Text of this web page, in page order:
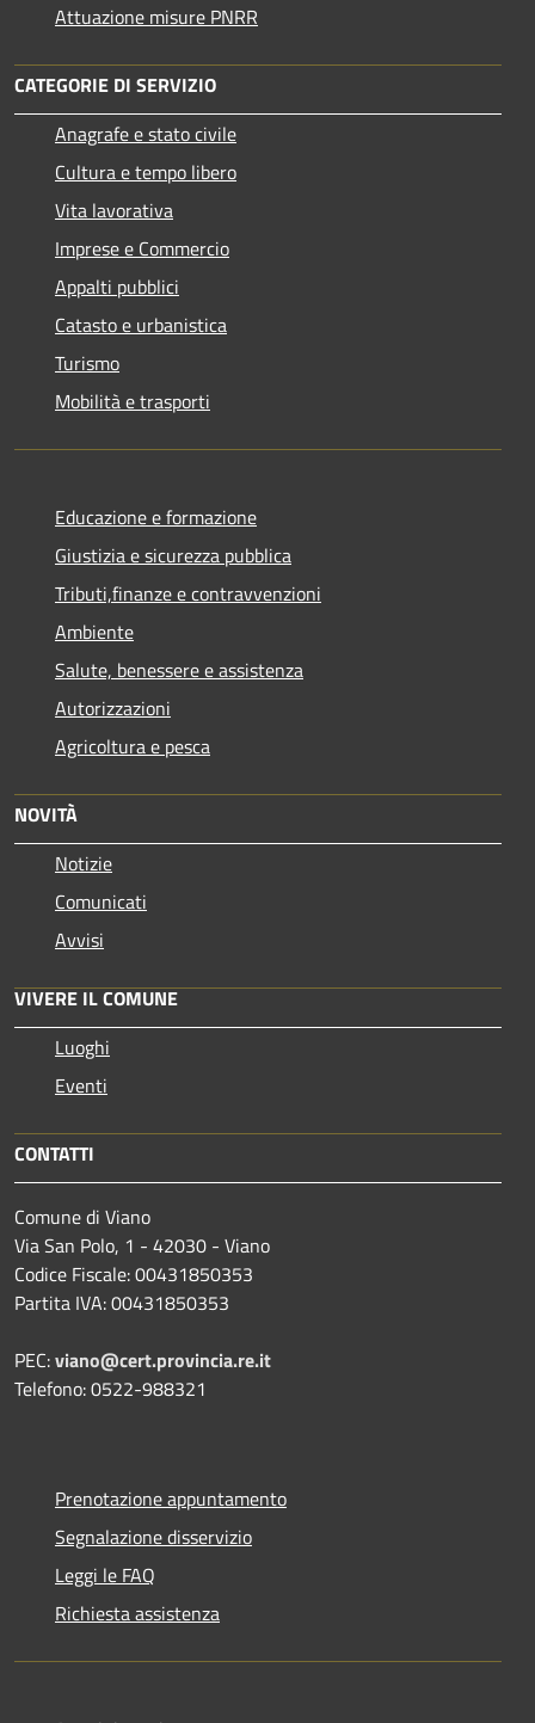
Attuazione misure PNRR
CATEGORIE DI SERVIZIO
Anagrafe e stato civile
Cultura e tempo libero
Vita lavorativa
Imprese e Commercio
Appalti pubblici
Catasto e urbanistica
Turismo
Mobilità e trasporti
Educazione e formazione
Giustizia e sicurezza pubblica
Tributi,finanze e contravvenzioni
Ambiente
Salute, benessere e assistenza
Autorizzazioni
Agricoltura e pesca
NOVITÀ
Notizie
Comunicati
Avvisi
VIVERE IL COMUNE
Luoghi
Eventi
CONTATTI
Comune di Viano
Via San Polo, 1 - 42030 - Viano
Codice Fiscale: 00431850353
Partita IVA: 00431850353
PEC:viano@cert.provincia.re.it
Telefono: 0522-988321
Prenotazione appuntamento
Segnalazione disservizio
Leggi le FAQ
Richiesta assistenza